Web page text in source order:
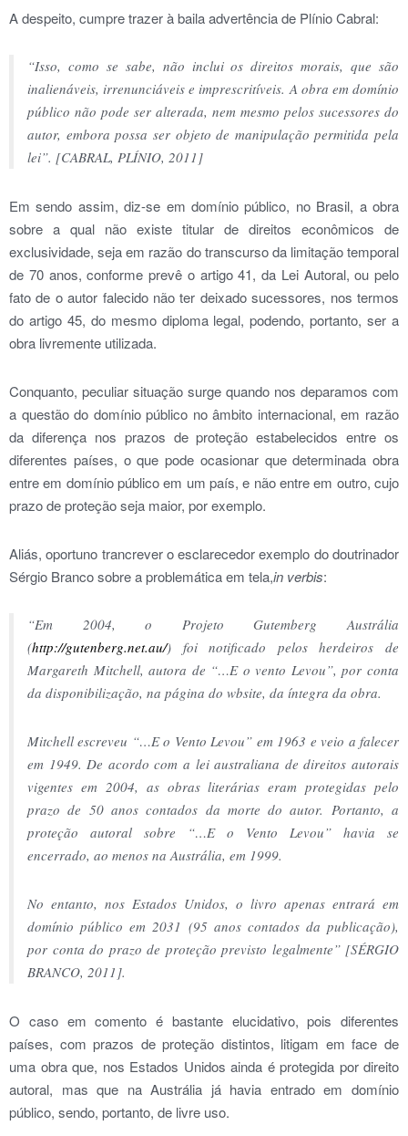
A despeito, cumpre trazer à baila advertência de Plínio Cabral:
“Isso, como se sabe, não inclui os direitos morais, que são
inalienáveis, irrenunciáveis e imprescritíveis. A obra em domínio
público não pode ser alterada, nem mesmo pelos sucessores do
autor, embora possa ser objeto de manipulação permitida pela
lei”. [CABRAL, PLÍNIO, 2011]
Em sendo assim, diz-se em domínio público, no Brasil, a obra
sobre a qual não existe titular de direitos econômicos de
exclusividade, seja em razão do transcurso da limitação temporal
de 70 anos, conforme prevê o artigo 41, da Lei Autoral, ou pelo
fato de o autor falecido não ter deixado sucessores, nos termos
do artigo 45, do mesmo diploma legal, podendo, portanto, ser a
obra livremente utilizada.
Conquanto, peculiar situação surge quando nos deparamos com
a questão do domínio público no âmbito internacional, em razão
da diferença nos prazos de proteção estabelecidos entre os
diferentes países, o que pode ocasionar que determinada obra
entre em domínio público em um país, e não entre em outro, cujo
prazo de proteção seja maior, por exemplo.
Aliás, oportuno trancrever o esclarecedor exemplo do doutrinador
Sérgio Branco sobre a problemática em tela,in verbis:
“Em 2004, o Projeto Gutemberg Austrália
(http://gutenberg.net.au/) foi notificado pelos herdeiros de
Margareth Mitchell, autora de “…E o vento Levou”, por conta
da disponibilização, na página do wbsite, da íntegra da obra.
Mitchell escreveu “…E o Vento Levou” em 1963 e veio a falecer
em 1949. De acordo com a lei australiana de direitos autorais
vigentes em 2004, as obras literárias eram protegidas pelo
prazo de 50 anos contados da morte do autor. Portanto, a
proteção autoral sobre “…E o Vento Levou” havia se
encerrado, ao menos na Austrália, em 1999.
No entanto, nos Estados Unidos, o livro apenas entrará em
domínio público em 2031 (95 anos contados da publicação),
por conta do prazo de proteção previsto legalmente” [SÉRGIO
BRANCO, 2011].
O caso em comento é bastante elucidativo, pois diferentes
países, com prazos de proteção distintos, litigam em face de
uma obra que, nos Estados Unidos ainda é protegida por direito
autoral, mas que na Austrália já havia entrado em domínio
público, sendo, portanto, de livre uso.